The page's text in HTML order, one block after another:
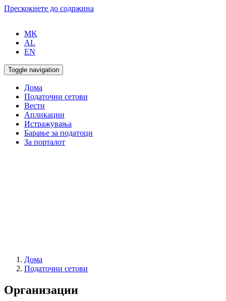
Прескокнете до содржина
MK
AL
EN
Toggle navigation
Дома
Податочни сетови
Вести
Апликации
Истражувања
Барање за податоци
За порталот
Дома
Податочни сетови
Организации